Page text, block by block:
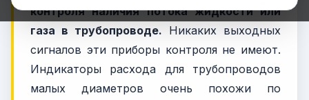
контроля наличия потока жидкости или
газа в трубопроводе. Никаких выходных
сигналов эти приборы контроля не имеют.
Индикаторы расхода для трубопроводов
малых диаметров очень похожи по